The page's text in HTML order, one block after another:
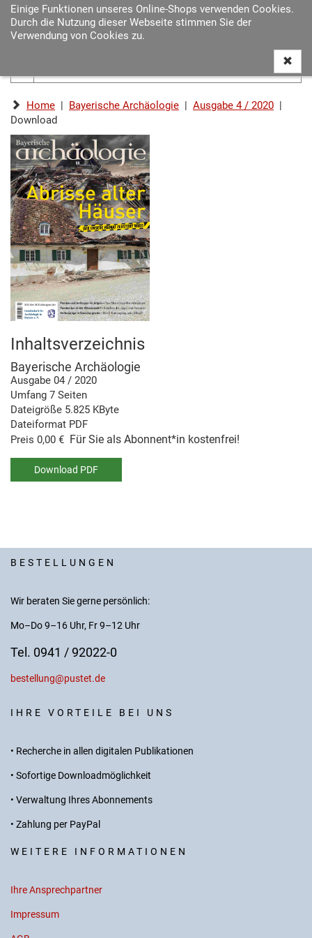
Einige Funktionen unseres Online-Shops verwenden Cookies.
Durch die Nutzung dieser Webseite stimmen Sie der
Verwendung von Cookies zu.
Home | Bayerische Archäologie | Ausgabe 4 / 2020 |
Download
Inhaltsverzeichnis
Bayerische Archäologie
Ausgabe 04 / 2020
Umfang 7 Seiten
Dateigröße 5.825 KByte
Dateiformat PDF
Preis 0,00 € Für Sie als Abonnent*in kostenfrei!
Download PDF
BESTELLUNGEN
Wir beraten Sie gerne persönlich:
Mo–Do 9–16 Uhr, Fr 9–12 Uhr
Tel. 0941 / 92022-0
bestellung@pustet.de
IHRE VORTEILE BEI UNS
• Recherche in allen digitalen Publikationen
• Sofortige Downloadmöglichkeit
• Verwaltung Ihres Abonnements
• Zahlung per PayPal
WEITERE INFORMATIONEN
Ihre Ansprechpartner
Impressum